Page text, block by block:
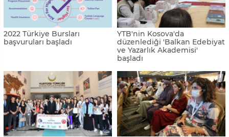
2022 Türkiye Bursları
başvuruları başladı
YTB'nin Kosova'da
düzenlediği 'Balkan Edebiyat
ve Yazarlık Akademisi'
başladı